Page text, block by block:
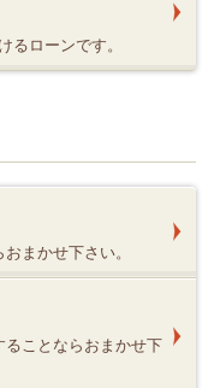
るローンです。
まかせ下さい。
ことならおまかせ下